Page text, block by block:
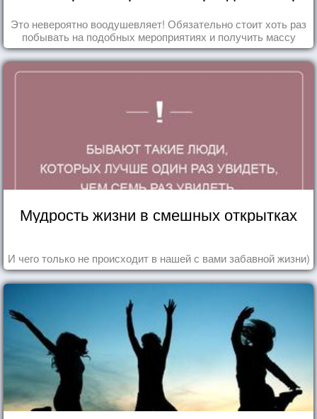
Это невероятно воодушевляет! Обязательно стоит хоть раз
побывать на подобных мероприятиях и получить массу
впечатлений!
Мудрость жизни в смешных открытках
И чего только не происходит в нашей с вами забавной жизни)